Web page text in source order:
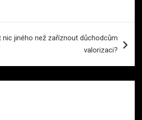
nic jiného než zaříznout důchodcům
valorizaci?